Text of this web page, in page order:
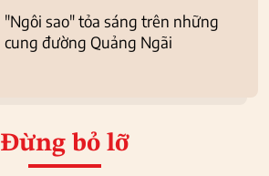
"Ngôi sao" tỏa sáng trên những
cung đường Quảng Ngãi
Đừng bỏ lỡ